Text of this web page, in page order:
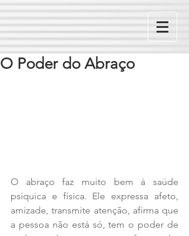
O Poder do Abraço
O abraço faz muito bem à saúde
psíquica e física. Ele expressa afeto,
amizade, transmite atenção, afirma que
a pessoa não está só, tem o poder de